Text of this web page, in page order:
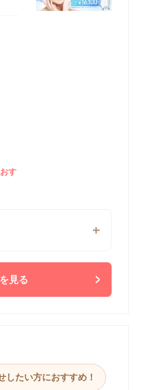
す
見る
したい方におすすめ！